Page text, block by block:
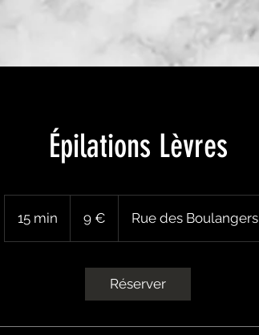
Épilations Lèvres
15 min
5
9 € Rue des Boulangers
Réserver